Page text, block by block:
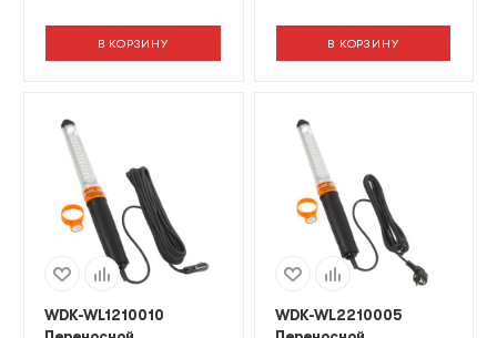
В КОРЗИНУ В КОРЗИНУ
WDK-WL1210010
WDK-WL2210005